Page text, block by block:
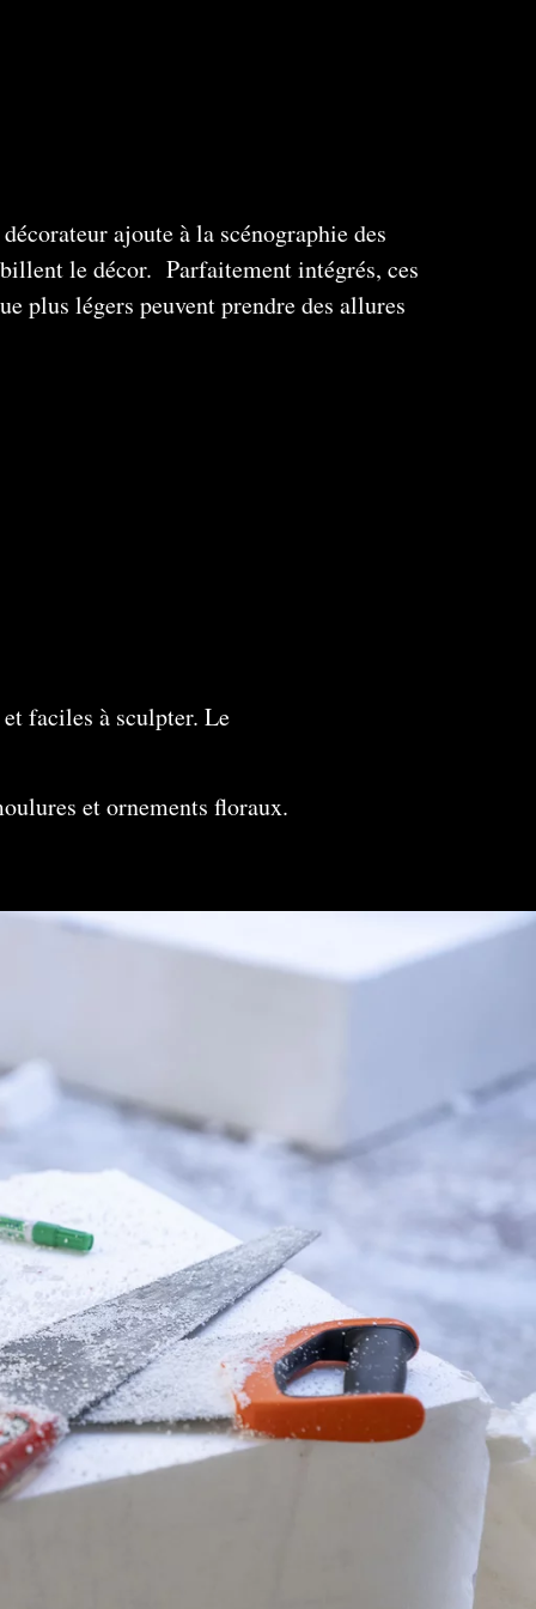
ajoute à la scénographie des
le décor. Parfaitement intégrés, ces
plus légers peuvent prendre des allures
faciles à sculpter. Le
et ornements floraux.